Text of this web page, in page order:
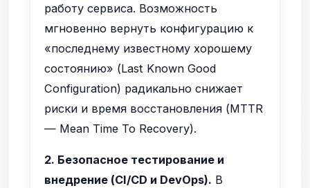
работу сервиса. Возможность
мгновенно вернуть конфигурацию к
«последнему известному хорошему
состоянию» (Last Known Good
Configuration) радикально снижает
риски и время восстановления (MTTR
— Mean Time To Recovery).
2. Безопасное тестирование и
внедрение (CI/CD и DevOps). В